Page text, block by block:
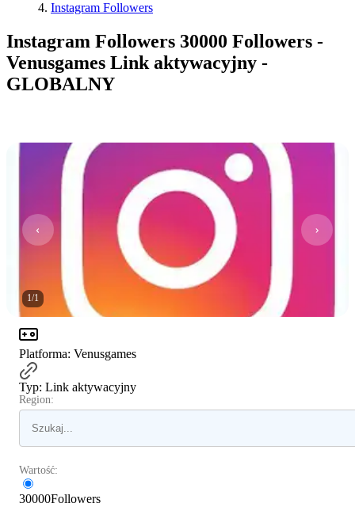
Instagram Followers
Instagram Followers 30000 Followers -
Venusgames Link aktywacyjny -
GLOBALNY
1/1
Platforma: Venusgames
Typ: Link aktywacyjny
Region:
Wartość:
30000Followers